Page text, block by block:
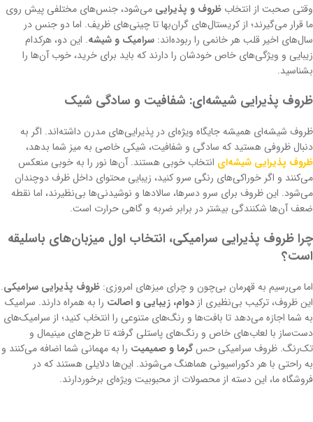
وقتی صحبت از انتخاب ظروف و پذیرایی می‌شود، جنس‌های مختلفی پیش روی
ما قرار می‌گیرند؛ از کریستال‌های گران‌بها تا چینی‌های ظریف. اما دو جنس در
سال‌های اخیر قلب هر خانمی را ربوده‌اند: سرامیک و شیشه. این دو، هرکدام
زیبایی و ویژگی‌های خاص خودشان را دارند که باید برای خرید، خوب آن‌ها را
بشناسید.
ظروف پذیرایی شیشه‌ای: شفافیت و سادگی شیک
ظروف شیشه‌ای همیشه جایگاه ویژه‌ای در پذیرایی‌های مدرن داشته‌اند. اگر به
دنبال ظروفی هستید که سادگی و شفافیت، شیکی خاصی به میز شما بدهد،
ظروف پذیرایی شیشه‌ای انتخاب خوبی هستند. آن‌ها نور را به خوبی منعکس
می‌کنند و اگر خوراکی‌های رنگی سرو کنید، زیبایی محتوای داخل ظرف دوچندان
می‌شود. این ظروف برای سرو دسرها، سالادها و نوشیدنی‌ها بی‌نظیرند، اما نقطه
ضعف آن‌ها شکنندگی بیشتر در برابر ضربه و گاهی حرارت است.
چرا ظروف پذیرایی سرامیکی، انتخاب اول میزبان‌های باسلیقه
است؟
اما می‌رسیم به قهرمان بی‌چون و چرای میزهای امروزی: ظروف پذیرایی سرامیکی.
این ظروف، ترکیب بی‌نظیری از دوام، زیبایی و اصالت را به همراه دارند. سرامیک
به شما اجازه می‌دهد تا بافت‌ها و رنگ‌های متنوعی را انتخاب کنید؛ از سرامیک‌های
دست‌ساز با لعاب‌های خاص و رنگ‌های پاستلی گرفته تا طرح‌های مینیمال و
تک‌رنگ. ظروف سرامیکی حسگرما و صمیمیت را به مهمانی شما اضافه می‌کنند و
به راحتی با هر دکوراسیونی هماهنگ می‌شوند. این‌ها دلایلی هستند که در
فروشگاه ما، این دسته از محصولات از محبوبیت ویژه‌ای برخوردارند.